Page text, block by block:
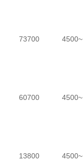
73700 4500~
60700 4500~
13800 4500~